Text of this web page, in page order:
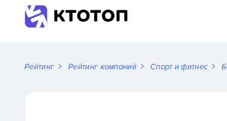
Рейтинг Рейтинг компаний Спорт и фитнес